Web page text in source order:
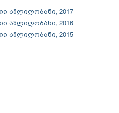
აშლილობანი, 2017
აშლილობანი, 2016
აშლილობანი, 2015